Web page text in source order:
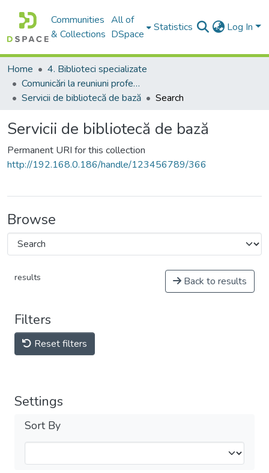
Communities
& Collections
All of
DSpace
Statistics Log In
Home
4. Biblioteci specializate
Comunicări la reuniuni profesionale
Servicii de bibliotecă de bază
Search
Servicii de bibliotecă de bază
Permanent URI for this collection
http://192.168.0.186/handle/123456789/366
Browse
results Back to results
Filters
Reset filters
Settings
Sort By